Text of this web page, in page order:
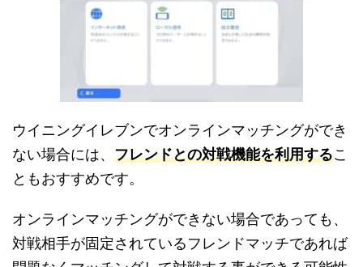
ウイニングイレブンでオンラインマッチングができ
ない場合には、 フレンドとの対戦機能を利用するこ
ともおすすめです。
オンラインマッチングができない場合であっても、
対戦相手が固定されているフレンドマッチであれば